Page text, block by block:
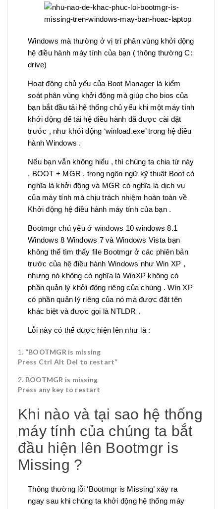
Windows mà thường ở vị trí phân vùng khởi động
hệ điều hành máy tính của bạn ( thông thường C:
drive)
Hoạt động chủ yếu của Boot Manager là kiểm
soát phân vùng khởi động mà giúp cho bios của
bạn bắt đầu tải hệ thống chủ yếu khi một máy tính
khởi động để tải hệ điều hành đã được cài đặt
trước , như khởi động ‘winload.exe’ trong hệ điều
hành Windows .
Nếu bạn vẫn không hiểu , thì chúng ta chia từ này
, BOOT + MGR , trong ngôn ngữ kỹ thuật Boot có
nghĩa là khởi động và MGR có nghĩa là dịch vụ
của máy tính mà chịu trách nhiệm hoàn toàn về
Khởi động hệ điều hành máy tính của bạn .
Bootmgr chủ yếu ở windows 10 windows 8.1
Windows 8 Windows 7 và Windows Vista bạn
không thể tìm thấy file Bootmgr ở các phiên bản
trước của hệ điều hành Windows như Win XP ,
nhưng nó không có nghĩa là WinXP không có
phần quản lý khởi động riêng của chúng . Win XP
có phần quản lý riêng của nó mà được đặt tên
khác biệt và được gọi là NTLDR .
Lỗi này có thể được hiện lên như là :
“BOOTMGR is missing
Press Ctrl Alt Del to restart”
BOOTMGR is missing
Press any key to restart
Khi nào và tại sao hệ thống
máy tính của chúng ta bắt
đầu hiện lên Bootmgr is
Missing ?
Thông thường lỗi ‘Bootmgr is Missing’ xảy ra
ngay sau khi chúng ta khởi động hệ thống máy